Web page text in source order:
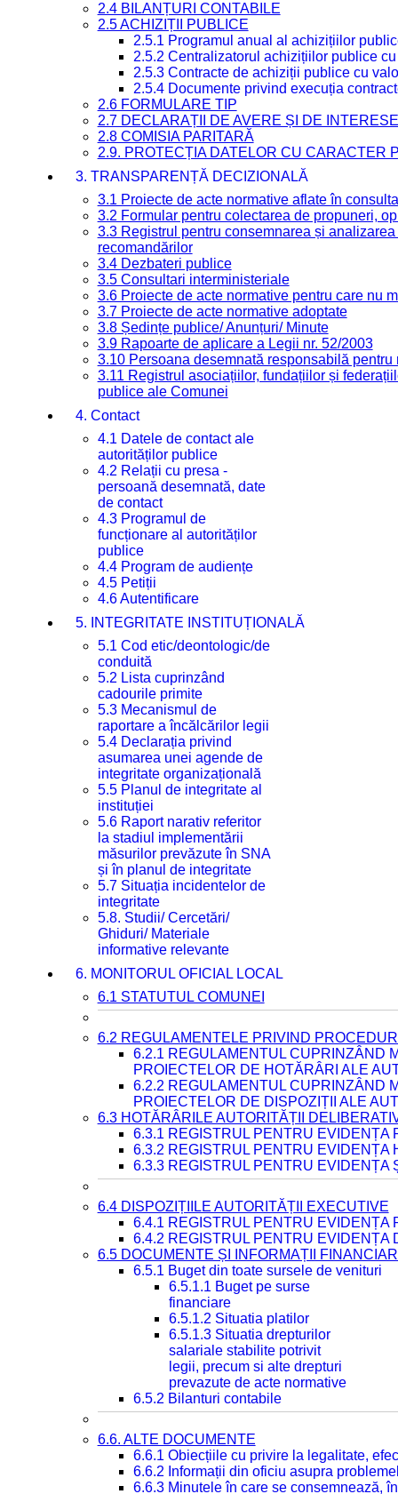
2.4 BILANȚURI CONTABILE
2.5 ACHIZIȚII PUBLICE
2.5.1 Programul anual al achizițiilor
2.5.2 Centralizatorul achizițiilor publice
2.5.3 Contracte de achiziții publice cu
2.5.4 Documente privind execuția
2.6 FORMULARE TIP
2.7 DECLARAȚII DE AVERE ȘI DE INTERESE
2.8 COMISIA PARITARĂ
2.9. PROTECȚIA DATELOR CU CARACTER
3. TRANSPARENȚĂ DECIZIONALĂ
3.1 Proiecte de acte normative aflate în
3.2 Formular pentru colectarea de propuneri,
3.3 Registrul pentru consemnarea și
recomandărilor
3.4 Dezbateri publice
3.5 Consultari interministeriale
3.6 Proiecte de acte normative pentru care nu
3.7 Proiecte de acte normative adoptate
3.8 Ședințe publice/ Anunțuri/ Minute
3.9 Rapoarte de aplicare a Legii nr. 52/2003
3.10 Persoana desemnată responsabilă
3.11 Registrul asociațiilor, fundațiilor și
publice ale Comunei
4. Contact
4.1 Datele de contact ale
autorităților publice
4.2 Relații cu presa -
persoană desemnată, date
de contact
4.3 Programul de
funcționare al autorităților
publice
4.4 Program de audiențe
4.5 Petiții
4.6 Autentificare
5. INTEGRITATE INSTITUȚIONALĂ
5.1 Cod etic/deontologic/de
conduită
5.2 Lista cuprinzând
cadourile primite
5.3 Mecanismul de
raportare a încălcărilor legii
5.4 Declarația privind
asumarea unei agende de
integritate organizațională
5.5 Planul de integritate al
instituției
5.6 Raport narativ referitor
la stadiul implementării
măsurilor prevăzute în SNA
și în planul de integritate
5.7 Situația incidentelor de
integritate
5.8. Studii/ Cercetări/
Ghiduri/ Materiale
informative relevante
6. MONITORUL OFICIAL LOCAL
6.1 STATUTUL COMUNEI
6.2 REGULAMENTELE PRIVIND
6.2.1 REGULAMENTUL CUPRINZÂND
PROIECTELOR DE HOTĂRÂRI ALE
6.2.2 REGULAMENTUL CUPRINZÂND
PROIECTELOR DE DISPOZIȚII ALE
6.3 HOTĂRÂRILE AUTORITĂȚII
6.3.1 REGISTRUL PENTRU EVIDENȚA
6.3.2 REGISTRUL PENTRU EVIDENȚA
6.3.3 REGISTRUL PENTRU EVIDENȚA
6.4 DISPOZIȚIILE AUTORITĂȚII EXECUTIVE
6.4.1 REGISTRUL PENTRU EVIDENȚA
6.4.2 REGISTRUL PENTRU EVIDENȚA
6.5 DOCUMENTE ȘI INFORMAȚII
6.5.1 Buget din toate sursele de venituri
6.5.1.1 Buget pe surse
financiare
6.5.1.2 Situatia platilor
6.5.1.3 Situatia drepturilor
salariale stabilite potrivit
legii, precum si alte drepturi
prevazute de acte normative
6.5.2 Bilanturi contabile
6.6. ALTE DOCUMENTE
6.6.1 Obiecțiile cu privire la legalitate,
6.6.2 Informații din oficiu asupra
6.6.3 Minutele în care se consemnează,